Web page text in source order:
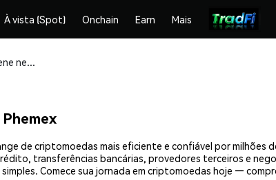
À vista (Spot) Onchain Earn Mais
Compre e armazene neuron ICP (NICP) com segurança
de criptomoedas mais eficiente e confiável por
transferências bancárias, provedores terceiros e
Comece sua jornada em criptomoedas hoje —